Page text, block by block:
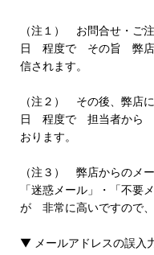
（注１） お問合せ・ご
日 程度で その旨 弊店
信されます。
（注２） その後、弊
日 程度で 担当者から
おります。
（注３） 弊店からのメ
「迷惑メール」・「不
が 非常に高いですので
▼ メールアドレスの誤入